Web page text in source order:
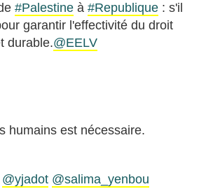
#Palestine à #Republique : s'il
garantir l'effectivité du droit
durable.@EELV
humains est nécessaire.
@yjadot @salima_yenbou